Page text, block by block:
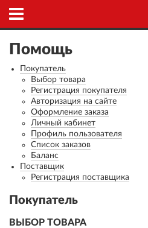
Помощь
Покупатель
Выбор товара
Регистрация покупателя
Авторизация на сайте
Оформление заказа
Личный кабинет
Профиль пользователя
Список заказов
Баланс
Поставщик
Регистрация поставщика
Покупатель
ВЫБОР ТОВАРА